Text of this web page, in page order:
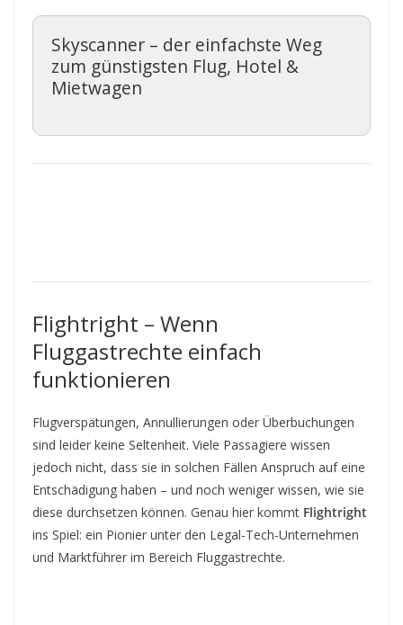
Skyscanner – der einfachste Weg
zum günstigsten Flug, Hotel &
Mietwagen
Flightright – Wenn
Fluggastrechte einfach
funktionieren
Flugverspätungen, Annullierungen oder Überbuchungen
sind leider keine Seltenheit. Viele Passagiere wissen
jedoch nicht, dass sie in solchen Fällen Anspruch auf eine
Entschädigung haben – und noch weniger wissen, wie sie
diese durchsetzen können. Genau hier kommt Flightright
ins Spiel: ein Pionier unter den Legal-Tech-Unternehmen
und Marktführer im Bereich Fluggastrechte.